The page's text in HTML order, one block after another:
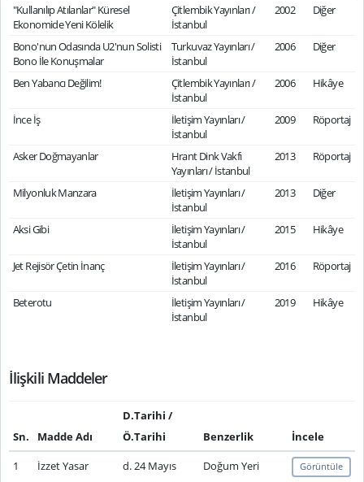
"Kullanılıp Atılanlar" Küresel
Ekonomide Yeni Kölelik
Çitlembik Yayınları /
İstanbul
2002 Diğer
Bono'nun Odasında U2'nun Solisti
Bono İle Konuşmalar
Turkuvaz Yayınları /
İstanbul
2006 Diğer
Ben Yabancı Değilim!
Çitlembik Yayınları /
İstanbul
2006 Hikâye
İnce İş
İletişim Yayınları /
İstanbul
2009 Röportaj
Asker Doğmayanlar
Hrant Dink Vakfı
Yayınları / İstanbul
2013 Röportaj
Milyonluk Manzara
İletişim Yayınları /
İstanbul
2013 Diğer
Aksi Gibi
İletişim Yayınları /
İstanbul
2015 Hikâye
Jet Rejisör Çetin İnanç
İletişim Yayınları /
İstanbul
2016 Röportaj
Beterotu
İletişim Yayınları /
İstanbul
2019 Hikâye
İlişkili Maddeler
Sn. Madde Adı
D.Tarihi /
Ö.Tarihi
Benzerlik
İncele
1
İzzet Yasar
d. 24 Mayıs
Doğum Yeri Görüntüle